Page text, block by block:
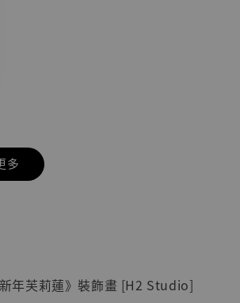
多
年芙莉蓮》裝飾畫 [H2 Studio]